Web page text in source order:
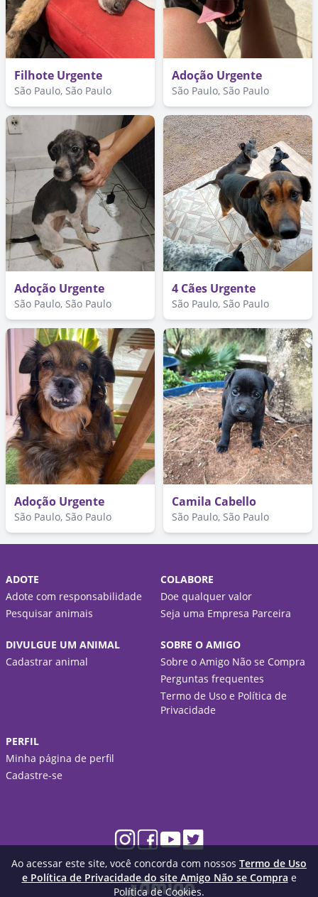
Filhote Urgente
São Paulo, São Paulo
Adoção Urgente
São Paulo, São Paulo
Adoção Urgente
São Paulo, São Paulo
4 Cães Urgente
São Paulo, São Paulo
Adoção Urgente
São Paulo, São Paulo
Camila Cabello
São Paulo, São Paulo
Ao acessar este site, você concorda com nossos Termo de Uso
e Política de Privacidade do site Amigo Não se Compra e
Política de Cookies.
ADOTE
Adote com responsabilidade
Pesquisar animais
COLABORE
Doe qualquer valor
Seja uma Empresa Parceira
DIVULGUE UM ANIMAL
Cadastrar animal
SOBRE O AMIGO
Sobre o Amigo Não se Compra
Perguntas frequentes
Termo de Uso e Política de
Privacidade
PERFIL
Minha página de perfil
Cadastre-se